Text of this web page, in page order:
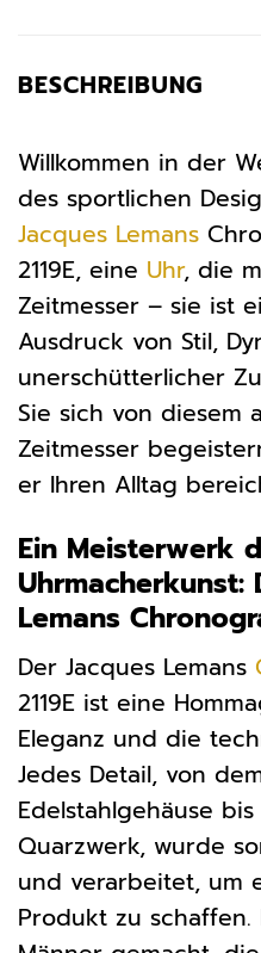
BESCHREIBUNG
Willkommen in der
des sportlichen
Jacques Lemans
2119E, eine Uhr, die
Zeitmesser – sie ist
Ausdruck von Stil,
unerschütterlicher
Sie sich von diesem
Zeitmesser
er Ihren Alltag
Ein Meisterwerk
Uhrmacherkunst:
Lemans
Der Jacques Lemans
2119E ist eine
Eleganz und die
Jedes Detail, von
Edelstahlgehäuse
Quarzwerk, wurde
und verarbeitet, um
Produkt zu